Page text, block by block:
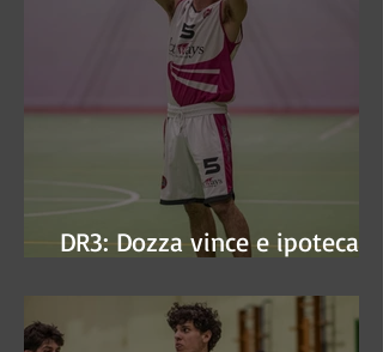
DR3: Dozza vince e ipoteca la